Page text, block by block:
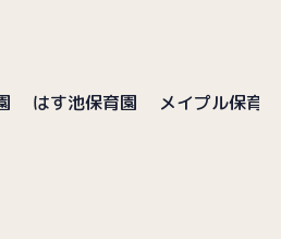
はす池保育園 メイプル保育園